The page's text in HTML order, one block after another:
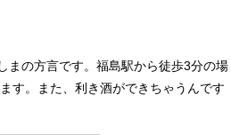
まの方言です。福島駅から徒歩3分の場
す。また、利き酒ができちゃうんです